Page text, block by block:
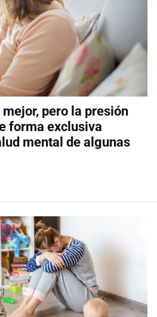
pero la presión
forma exclusiva
mental de algunas